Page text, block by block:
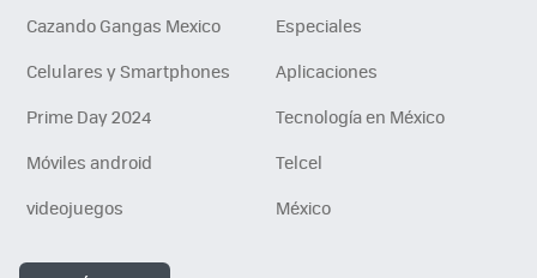
Cazando Gangas Mexico
Especiales
Celulares y Smartphones
Aplicaciones
Prime Day 2024
Tecnología en México
Móviles android
Telcel
videojuegos
México